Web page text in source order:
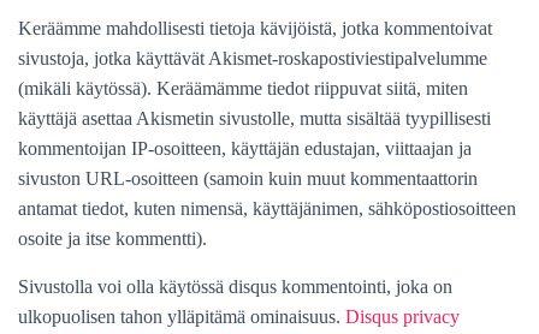
Keräämme mahdollisesti tietoja kävijöistä, jotka kommentoivat
sivustoja, jotka käyttävät Akismet-roskapostiviestipalvelumme
(mikäli käytössä). Keräämämme tiedot riippuvat siitä, miten
käyttäjä asettaa Akismetin sivustolle, mutta sisältää tyypillisesti
kommentoijan IP-osoitteen, käyttäjän edustajan, viittaajan ja
sivuston URL-osoitteen (samoin kuin muut kommentaattorin
antamat tiedot, kuten nimensä, käyttäjänimen, sähköpostiosoitteen
osoite ja itse kommentti).
Sivustolla voi olla käytössä disqus kommentointi, joka on
ulkopuolisen tahon ylläpitämä ominaisuus. Disqus privacy